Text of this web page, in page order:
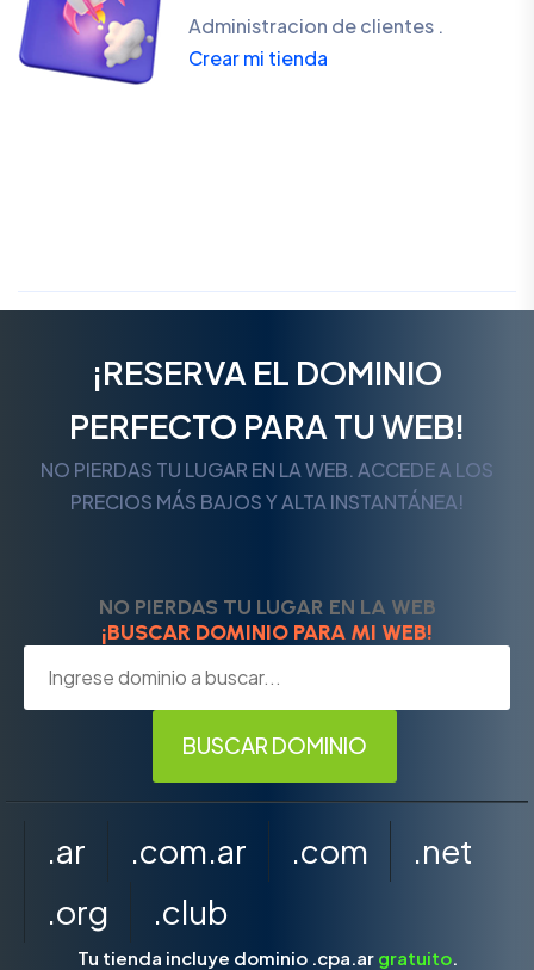
Administracion de clientes .
Crear mi tienda
¡RESERVA EL DOMINIO
PERFECTO PARA TU WEB!
NO PIERDAS TU LUGAR EN LA WEB. ACCEDE A LOS
PRECIOS MÁS BAJOS Y ALTA INSTANTÁNEA!
NO PIERDAS TU LUGAR EN LA WEB
¡BUSCAR DOMINIO PARA MI WEB!
.ar .com.ar .com
.net
.org
.club
Tu tienda incluye dominio .cpa.ar gratuito.